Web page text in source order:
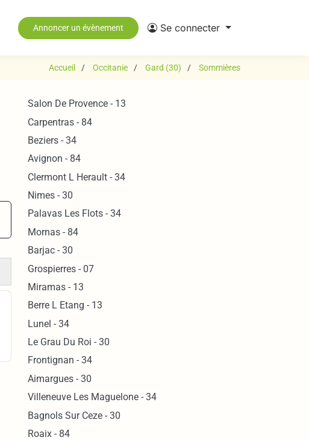
Annoncer un évènement Se connecter
Accueil Occitanie Gard (30) Sommières
Salon De Provence - 13
Carpentras - 84
Beziers - 34
Avignon - 84
Clermont L Herault - 34
Nimes - 30
Palavas Les Flots - 34
Mornas - 84
Barjac - 30
Grospierres - 07
Miramas - 13
Berre L Etang - 13
Lunel - 34
Le Grau Du Roi - 30
Frontignan - 34
Aimargues - 30
Villeneuve Les Maguelone - 34
Bagnols Sur Ceze - 30
Roaix - 84